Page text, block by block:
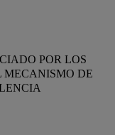
POR LOS
MECANISMO DE